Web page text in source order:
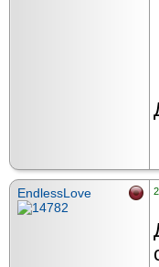
EndlessLove